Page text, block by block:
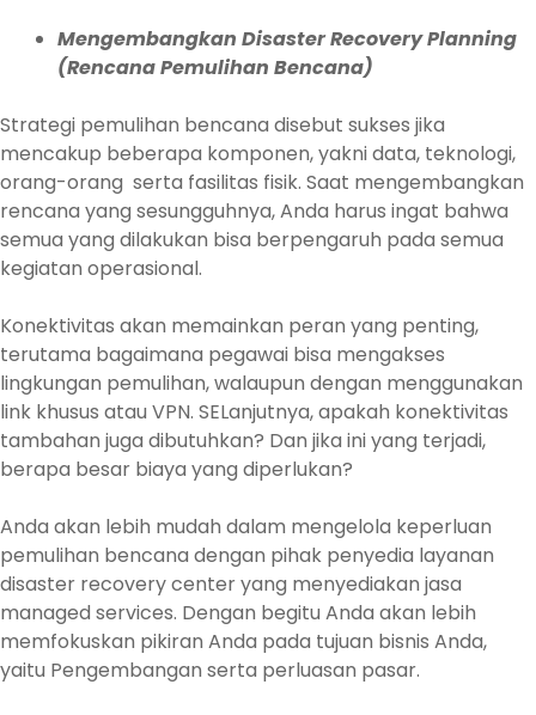
Mengembangkan Disaster Recovery Planning
(Rencana Pemulihan Bencana)
Strategi pemulihan bencana disebut sukses jika
mencakup beberapa komponen, yakni data, teknologi,
orang-orang serta fasilitas fisik. Saat mengembangkan
rencana yang sesungguhnya, Anda harus ingat bahwa
semua yang dilakukan bisa berpengaruh pada semua
kegiatan operasional.
Konektivitas akan memainkan peran yang penting,
terutama bagaimana pegawai bisa mengakses
lingkungan pemulihan, walaupun dengan menggunakan
link khusus atau VPN. SELanjutnya, apakah konektivitas
tambahan juga dibutuhkan? Dan jika ini yang terjadi,
berapa besar biaya yang diperlukan?
Anda akan lebih mudah dalam mengelola keperluan
pemulihan bencana dengan pihak penyedia layanan
disaster recovery center yang menyediakan jasa
managed services. Dengan begitu Anda akan lebih
memfokuskan pikiran Anda pada tujuan bisnis Anda,
yaitu Pengembangan serta perluasan pasar.